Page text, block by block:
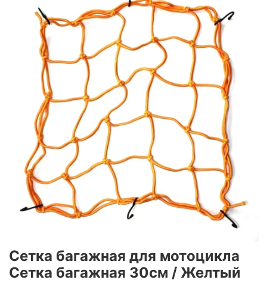
Сетка багажная для мотоцикла
Сетка багажная 30см / Желтый